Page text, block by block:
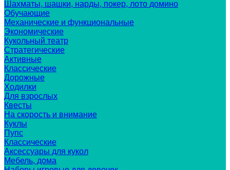
Шахматы, шашки, нарды, покер, лото домино
Обучающие
Механические и функциональные
Экономические
Кукольный театр
Стратегические
Активные
Классические
Дорожные
Ходилки
Для взрослых
Квесты
На скорость и внимание
Куклы
Пупс
Классические
Аксессуары для кукол
Мебель, дома